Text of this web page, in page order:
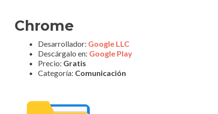
Chrome
Desarrollador: Google LLC
Descárgalo en: Google Play
Precio: Gratis
Categoría: Comunicación